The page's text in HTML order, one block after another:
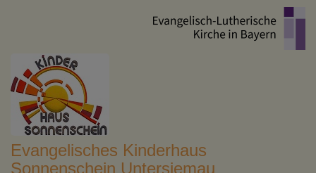
Evangelisches Kinderhaus
Sonnenschein Untersiemau